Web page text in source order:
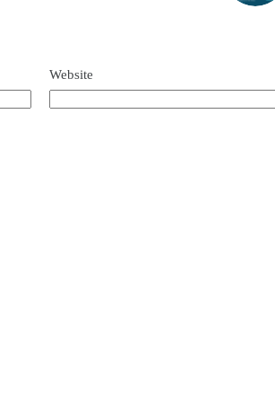
Website